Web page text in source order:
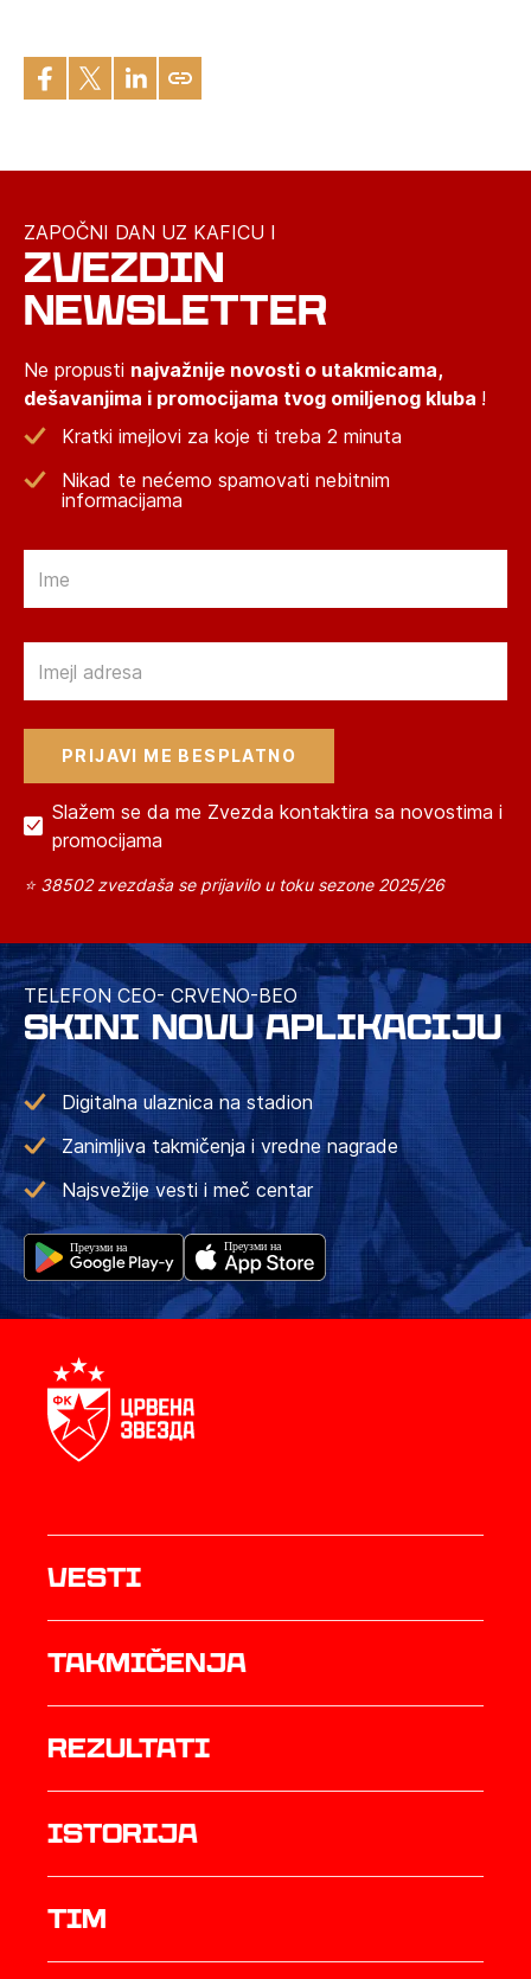
ZAPOČNI DAN UZ KAFICU I
ZVEZDIN
NEWSLETTER
Ne propusti najvažnije novosti o utakmicama,
dešavanjima i promocijama tvog omiljenog kluba !
Kratki imejlovi za koje ti treba 2 minuta
Nikad te nećemo spamovati nebitnim
informacijama
Slažem se da me Zvezda kontaktira sa novostima i
promocijama
⭐ 38502 zvezdaša se prijavilo u toku sezone 2025/26
TELEFON CEO- CRVENO-BEO
SKINI NOVU APLIKACIJU
Digitalna ulaznica na stadion
Zanimljiva takmičenja i vredne nagrade
Najsvežije vesti i meč centar
Vesti
Takmičenja
rezultati
istorija
TIM